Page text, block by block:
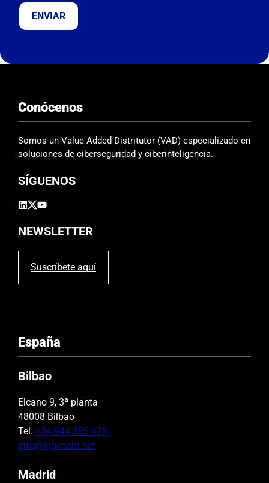
e
s
c
a
m
p
v
c
o
.
Conócenos
Somos un Value Added Distritutor (VAD) especializado en
soluciones de ciberseguridad y ciberinteligencia.
SÍGUENOS
NEWSLETTER
Suscríbete aquí
España
Bilbao
Elcano 9, 3ª planta
48008 Bilbao
Tel. +34 944 395 678
info@ingecom.net
Madrid